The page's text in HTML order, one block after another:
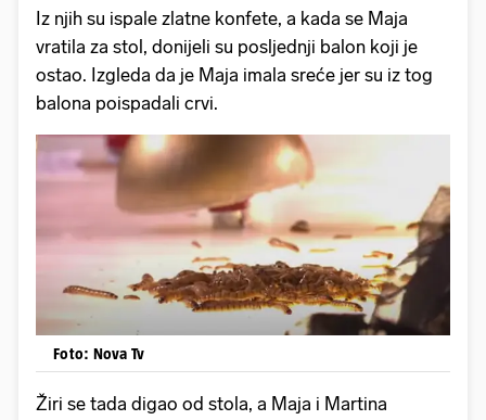
Iz njih su ispale zlatne konfete, a kada se Maja
vratila za stol, donijeli su posljednji balon koji je
ostao. Izgleda da je Maja imala sreće jer su iz tog
balona poispadali crvi.
Foto: Nova Tv
Žiri se tada digao od stola, a Maja i Martina